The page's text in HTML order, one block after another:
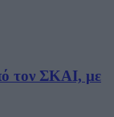
τον ΣΚΑΙ, με